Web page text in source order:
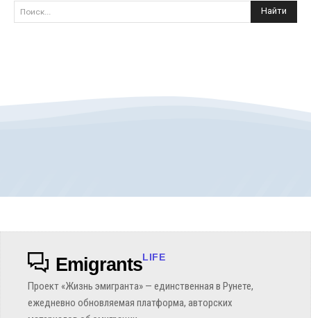
Поиск... Найти
EmigrantsLIFE
Проект «Жизнь эмигранта» — единственная в Рунете,
ежедневно обновляемая платформа, авторских